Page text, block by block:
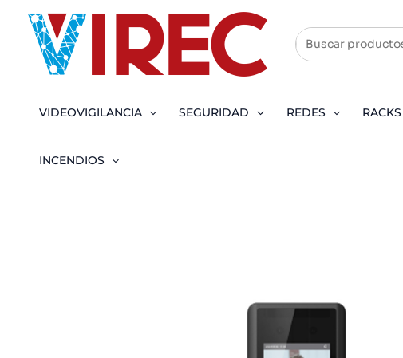
contenido
VIDEOVIGILANCIA SEGURIDAD REDES RACKS
INCENDIOS